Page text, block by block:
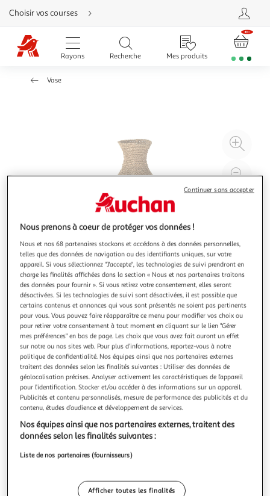
Aller
directement
au
contenu
Aller
directement
Aller
Choisir vos courses
Rayons Recherche Mes produits
Vase
à
Illustration
précédente
Illustration
suivante
J-LINE
Vase en jonc de mer lise 59cm naturel
Informations Techniques : Dimensions : L. 33 x l. 33 x H. 59
cm Matières : 80% Jonc de Mer & 20% Métal Spécificités :
Pratique & Tendance Vase déco Forme ronde Vendu à
l'unité Poids : 1,3 kg Couleur : Naturel
En savoir +
Vous voulez connaître le prix de ce produit ?
Afficher le prix
Nous prenons à coeur de protéger vos données !
Nous et nos 68 partenaires stockons et accédons à des données personnelles,
telles que des données de navigation ou des identifiants uniques, sur votre
appareil. Si vous sélectionnez "J'accepte", les technologies de suivi prendront en
charge les finalités affichées dans la section « Nous et nos partenaires traitons
des données pour fournir ». Si vous retirez votre consentement, elles seront
désactivées. Si les technologies de suivi sont désactivées, il est possible que
certains contenus et annonces qui vous sont présentés ne soient pas pertinents
pour vous. Vous pouvez faire réapparaître ce menu pour modifier vos choix ou
pour retirer votre consentement à tout moment en cliquant sur le lien "Gérer
mes préférences" en bas de page. Les choix que vous avez fait auront un effet
sur notre ou nos sites web. Pour plus d’informations, reportez-vous à notre
politique de confidentialité. Nos équipes ainsi que nos partenaires externes
traitent des données selon les finalités suivantes : Utiliser des données de
géolocalisation précises. Analyser activement les caractéristiques de l’appareil
pour l’identification. Stocker et/ou accéder à des informations sur un appareil.
Publicités et contenu personnalisés, mesure de performance des publicités et du
contenu, études d’audience et développement de services.
Nos équipes ainsi que nos partenaires externes, traitent des
données selon les finalités suivantes :
Liste de nos partenaires (fournisseurs)
Afficher toutes les finalités
Continuer sans accepter